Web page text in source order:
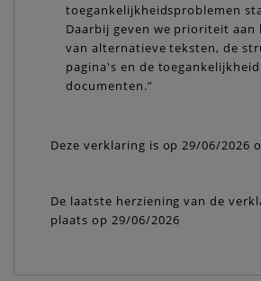
toegankelijkheidsproblemen
Daarbij geven we prioriteit aan
van alternatieve teksten, de
pagina's en de
documenten.”
Deze verklaring is op 29/06/2026
De laatste herziening van de
plaats op 29/06/2026